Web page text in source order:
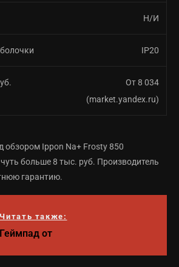
Н/И
IP20
От 8 034
(market.yandex.ru)
обзором Ippon Na+ Frosty 850
больше 8 тыс. руб. Производитель
гарантию.
Читать также:
Геймпад от